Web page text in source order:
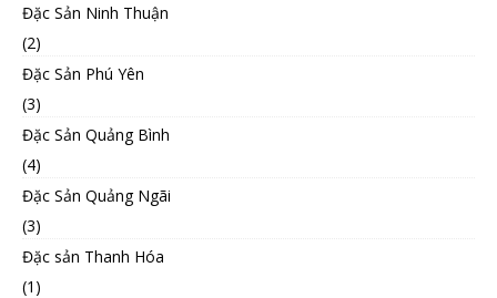
Đặc Sản Ninh Thuận
(2)
Đặc Sản Phú Yên
(3)
Đặc Sản Quảng Bình
(4)
Đặc Sản Quảng Ngãi
(3)
Đặc sản Thanh Hóa
(1)